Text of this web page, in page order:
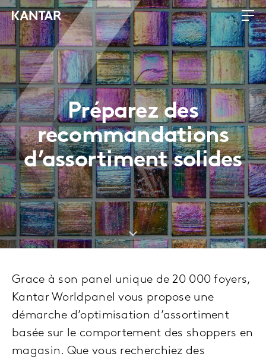
Préparez des
recommandations
d’assortiment solides
Grace à son panel unique de 20 000 foyers,
Kantar Worldpanel vous propose une
démarche d’optimisation d’assortiment
basée sur le comportement des shoppers en
magasin. Que vous recherchiez des